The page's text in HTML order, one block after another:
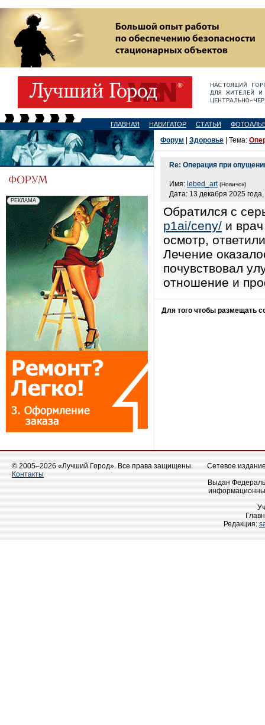
ГЛАВНАЯ НАВИГАТОР СТАТЬИ
Форум Здоровье | Тема:
Re: Операция при
Имя: lebed_art (Новичок)
Дата: 13 декабря 2025 года,
Обратился с
p1ai/ceny/ и
осмотр,
Лечение
почувствовал
отношение и
Для того чтобы размещать
© 2005–2026 «Лучший Город». Все права защищены.
Контакты
Сетевое
Выдан
Редакция: